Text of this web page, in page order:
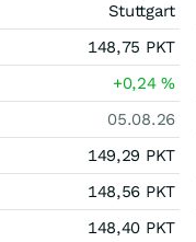
Stuttgart
148,75 PKT
+0,24%
05.08.26
149,29 PKT
148,56 PKT
148,40 PKT